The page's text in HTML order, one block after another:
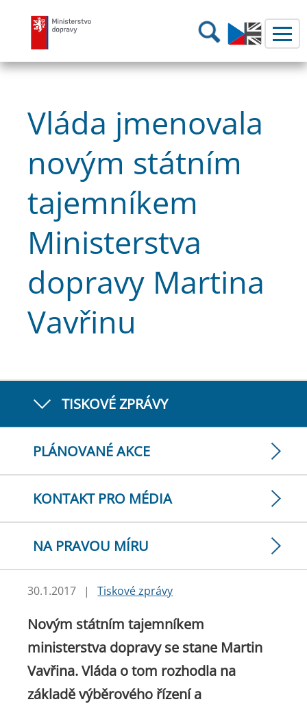
Ministerstvo dopravy Hledání
Vláda jmenovala
novým státním
tajemníkem
Ministerstva
dopravy Martina
Vavřinu
TISKOVÉ ZPRÁVY
PLÁNOVANÉ AKCE
KONTAKT PRO MÉDIA
NA PRAVOU MÍRU
30.1.2017 | Tiskové zprávy
Novým státním tajemníkem
ministerstva dopravy se stane Martin
Vavřina. Vláda o tom rozhodla na
základě výběrového řízení a